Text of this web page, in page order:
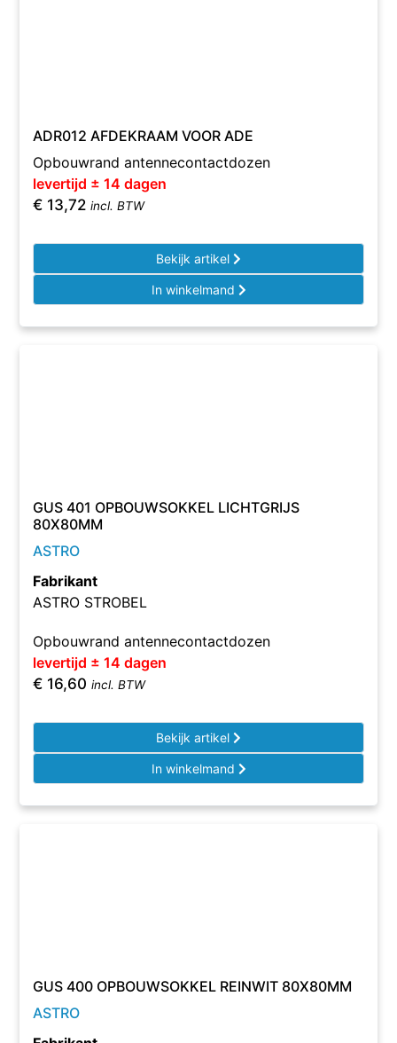
ADR012 AFDEKRAAM VOOR ADE
Opbouwrand antennecontactdozen
levertijd ± 14 dagen
€ 13,72 incl. BTW
Bekijk artikel
In winkelmand
GUS 401 OPBOUWSOKKEL LICHTGRIJS
80X80MM
ASTRO
Fabrikant
ASTRO STROBEL
Opbouwrand antennecontactdozen
levertijd ± 14 dagen
€ 16,60 incl. BTW
Bekijk artikel
In winkelmand
GUS 400 OPBOUWSOKKEL REINWIT 80X80MM
ASTRO